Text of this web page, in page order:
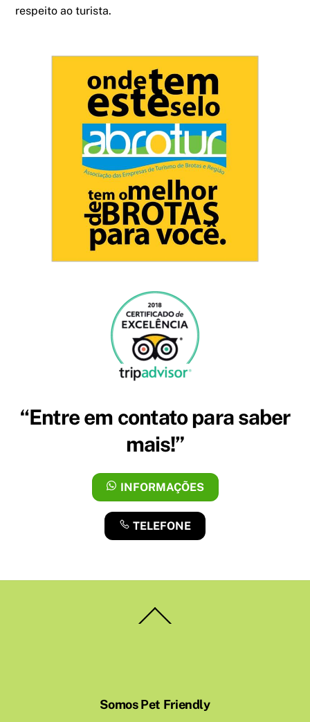
respeito ao turista.
“Entre em contato para saber
mais!”
INFORMAÇÕES
TELEFONE
To
Somos Pet Friendly